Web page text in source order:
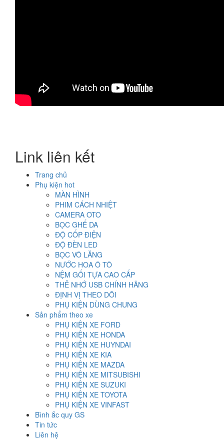
Link liên kết
Trang chủ
Phụ kiện hot
MÀN HÌNH
PHIM CÁCH NHIỆT
CAMERA OTO
BỌC GHẾ DA
ĐỘ CỐP ĐIỆN
ĐỘ ĐÈN LED
BỌC VÔ LĂNG
NƯỚC HOA Ô TÔ
NỆM GỐI TỰA CAO CẤP
THẺ NHỚ USB CHÍNH HÃNG
ĐỊNH VỊ THEO DÕI
PHỤ KIỆN DÙNG CHUNG
Sản phẩm theo xe
PHỤ KIỆN XE FORD
PHỤ KIỆN XE HONDA
PHỤ KIỆN XE HUYNDAI
PHỤ KIỆN XE KIA
PHỤ KIỆN XE MAZDA
PHỤ KIỆN XE MITSUBISHI
PHỤ KIỆN XE SUZUKI
PHỤ KIỆN XE TOYOTA
PHỤ KIỆN XE VINFAST
Bình ắc quy GS
Tin tức
Liên hệ